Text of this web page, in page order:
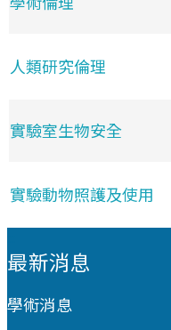
人類研究倫理
實驗室生物安全
實驗動物照護及使用
最新消息
學術消息